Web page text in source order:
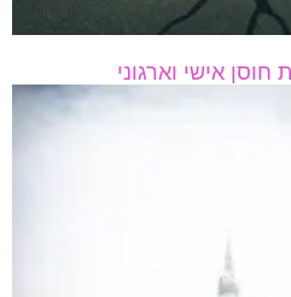
אישי וארגוני